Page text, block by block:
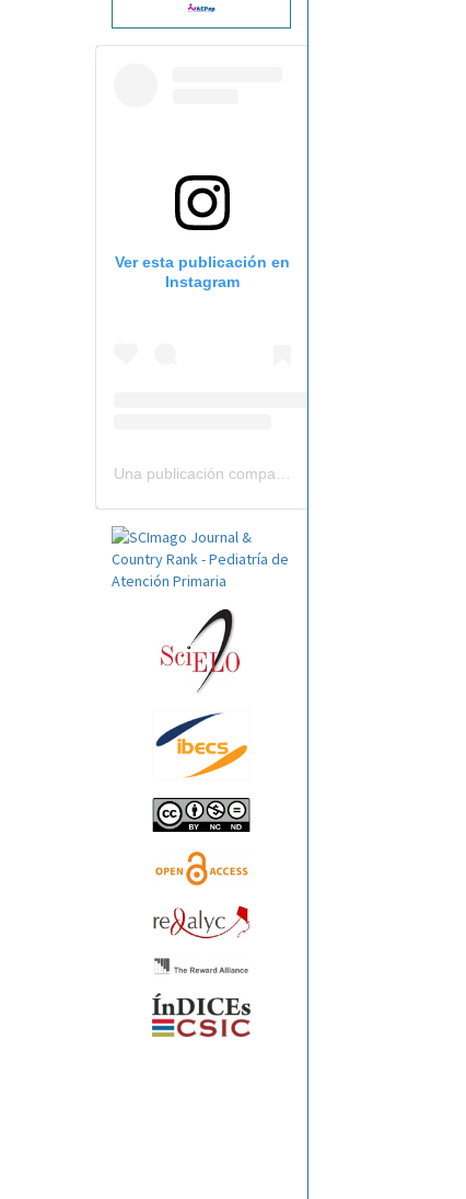
Ver esta publicación en
Instagram